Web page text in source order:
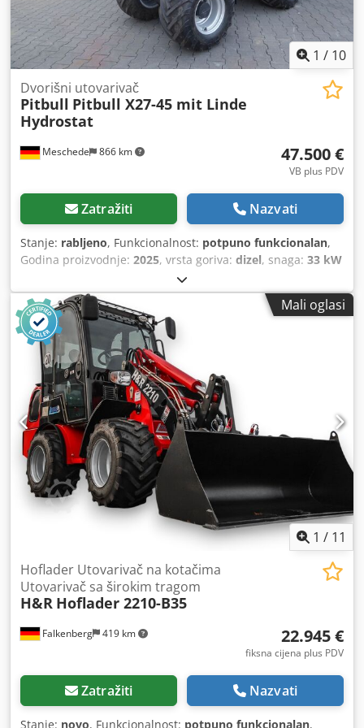
1 / 10
Meschede 866 km
Dvorišni utovarivač
Pitbull Pitbull X27-45 mit Linde
Hydrostat
47.500 €
VB plus PDV
Zatražiti Nazvati
Stanje: rabljeno, Funkcionalnost: potpuno funkcionalan,
Godina proizvodnje: 2025, vrsta goriva: dizel, snaga: 33 kW
Diesel
Tehničko stanje: Novo Vrsta prednje gume: zračna Stanje
prednjih guma: 80 - 100% Tip stražnjih guma: zračni Stanje
stražnjih guma: 80 - 100% Dodeumy Aiopfx Ab Ujkr lopata
za rasuti materijal, Vilice za palete 3. ventil, 4. ventil,
Kompaktni utovarivač Pitbull Uklj. mehanički prekidač s
bravom za zaključavanje žlice, 3. inčna funkcija, kojom se
može upravljati na spojnici prikolice s kombinacijom
joysticka, 12-voltnim priključkom za stražnje osvjetljenje
prikolice.
Mali oglasi
1 / 11
Falkenberg 419 km
Hoflader Utovarivač na kotačima
Utovarivač sa širokim tragom
H&R Hoflader 2210-B35
22.945 €
fiksna cijena plus PDV
Zatražiti Nazvati
Stanje: novo, Funkcionalnost: potpuno funkcionalan,